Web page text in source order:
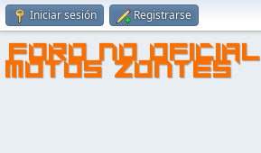
Iniciar sesión Registrarse
FORO NO OFICIAL
MOTOS ZONTES